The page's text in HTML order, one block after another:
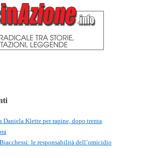
Daniela Klette per rapine, dopo trenta
le responsabilità dell’omicidio